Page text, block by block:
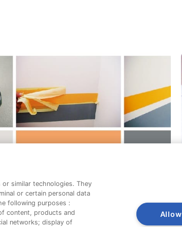
similar technologies. They
or certain personal data
following purposes :
content, products and
networks; display of